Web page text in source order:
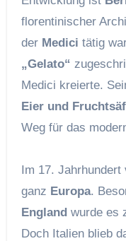
florentinischer
der Medici tätig
„Gelato“
Medici kreierte.
Eier und
Weg für das
Im 17.
ganz Europa.
Englandwurde es
Doch Italien blieb